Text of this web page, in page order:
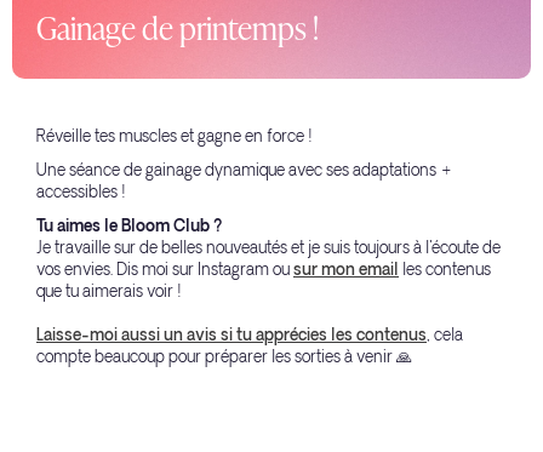
Gainage de printemps !
Réveille tes muscles et gagne en force !
Une séance de gainage dynamique avec ses adaptations +
accessibles !
Tu aimes le Bloom Club ?
Je travaille sur de belles nouveautés et je suis toujours à l'écoute de
vos envies. Dis moi sur Instagram ousur mon email les contenus
que tu aimerais voir !
Laisse-moi aussi un avis si tu apprécies les contenus, cela
compte beaucoup pour préparer les sorties à venir 🙏